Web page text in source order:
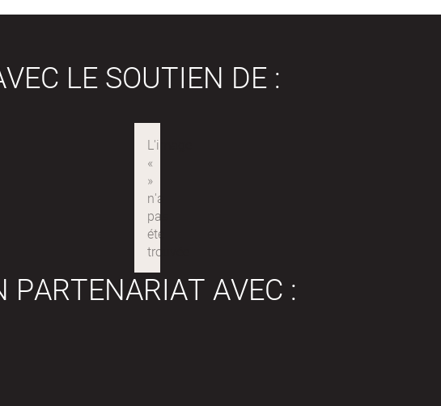
LE SOUTIEN DE :
PARTENARIAT AVEC :